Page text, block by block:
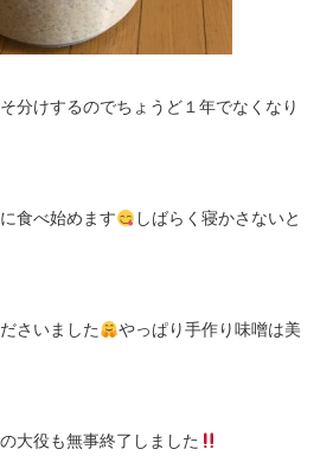
分けするのでちょうど１年でなくなり
食べ始めます しばらく寝かさないと
さいました やっぱり手作り味噌は美
大役も無事終了しました